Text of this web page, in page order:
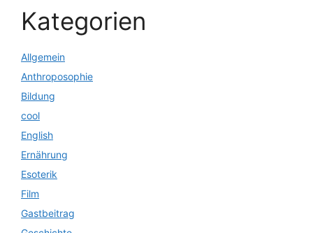
Kategorien
Allgemein
Anthroposophie
Bildung
cool
English
Ernährung
Esoterik
Film
Gastbeitrag